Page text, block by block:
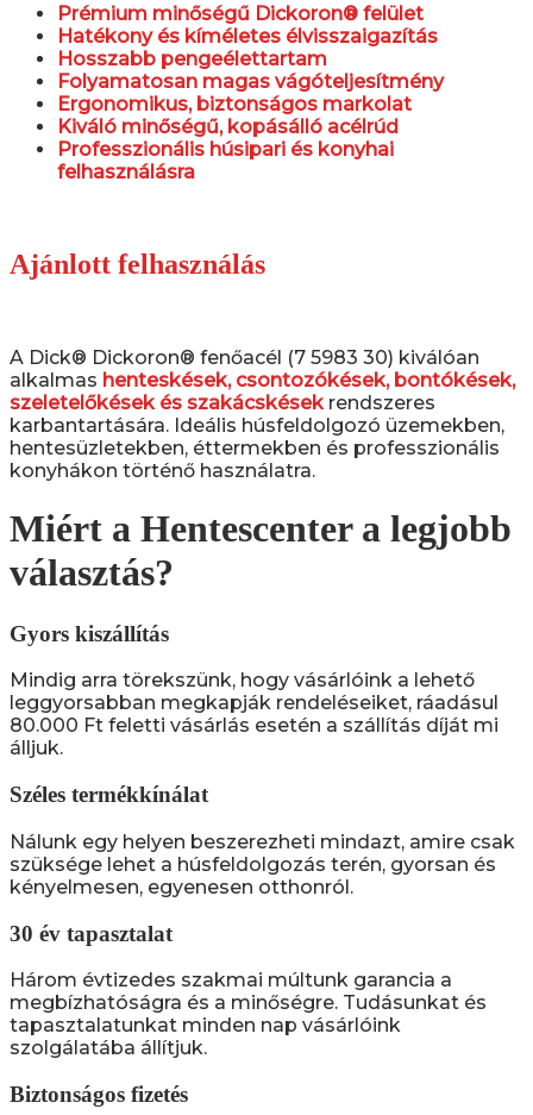
Prémium minőségű Dickoron® felület
Hatékony és kíméletes élvisszaigazítás
Hosszabb pengeélettartam
Folyamatosan magas vágóteljesítmény
Ergonomikus, biztonságos markolat
Kiváló minőségű, kopásálló acélrúd
Professzionális húsipari és konyhai
felhasználásra
Ajánlott felhasználás
A Dick® Dickoron® fenőacél (7 5983 30) kiválóan
alkalmas henteskések, csontozókések, bontókések,
szeletelőkések és szakácskések rendszeres
karbantartására. Ideális húsfeldolgozó üzemekben,
hentesüzletekben, éttermekben és professzionális
konyhákon történő használatra.
Miért a Hentescenter a legjobb
választás?
Gyors kiszállítás
Mindig arra törekszünk, hogy vásárlóink a lehető
leggyorsabban megkapják rendeléseiket, ráadásul
80.000 Ft feletti vásárlás esetén a szállítás díját mi
álljuk.
Széles termékkínálat
Nálunk egy helyen beszerezheti mindazt, amire csak
szüksége lehet a húsfeldolgozás terén, gyorsan és
kényelmesen, egyenesen otthonról.
30 év tapasztalat
Három évtizedes szakmai múltunk garancia a
megbízhatóságra és a minőségre. Tudásunkat és
tapasztalatunkat minden nap vásárlóink
szolgálatába állítjuk.
Biztonságos fizetés